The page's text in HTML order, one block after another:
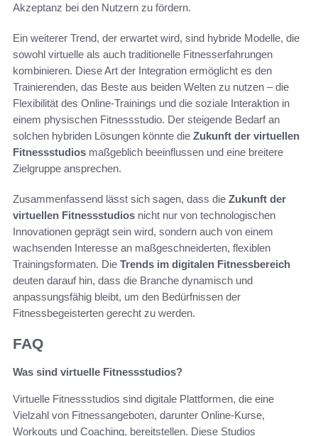
Akzeptanz bei den Nutzern zu fördern.
Ein weiterer Trend, der erwartet wird, sind hybride Modelle, die
sowohl virtuelle als auch traditionelle Fitnesserfahrungen
kombinieren. Diese Art der Integration ermöglicht es den
Trainierenden, das Beste aus beiden Welten zu nutzen – die
Flexibilität des Online-Trainings und die soziale Interaktion in
einem physischen Fitnessstudio. Der steigende Bedarf an
solchen hybriden Lösungen könnte die Zukunft der virtuellen
Fitnessstudios maßgeblich beeinflussen und eine breitere
Zielgruppe ansprechen.
Zusammenfassend lässt sich sagen, dass die Zukunft der
virtuellen Fitnessstudios nicht nur von technologischen
Innovationen geprägt sein wird, sondern auch von einem
wachsenden Interesse an maßgeschneiderten, flexiblen
Trainingsformaten. Die Trends im digitalen Fitnessbereich
deuten darauf hin, dass die Branche dynamisch und
anpassungsfähig bleibt, um den Bedürfnissen der
Fitnessbegeisterten gerecht zu werden.
FAQ
Was sind virtuelle Fitnessstudios?
Virtuelle Fitnessstudios sind digitale Plattformen, die eine
Vielzahl von Fitnessangeboten, darunter Online-Kurse,
Workouts und Coaching, bereitstellen. Diese Studios